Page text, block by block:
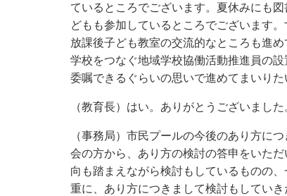
ているところでございます。夏休みにも
どもも参加しているところでございます
放課後子ども教室の交流的なところも進
学校をつなぐ地域学校協働活動推進員の
委嘱できるぐらいの思いで進めてまいり
（教育長）はい。ありがとうございまし
（事務局）市民プールの今後のあり方に
会の方から、あり方の検討の答申をいた
向も踏まえながら検討もしているものの
重に、あり方につきまして検討もしてい